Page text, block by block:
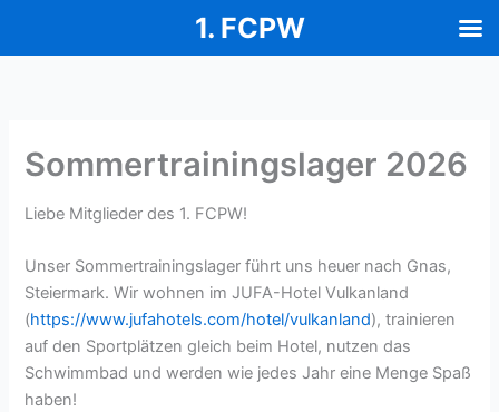
Sommertrainingslager 2026
Liebe Mitglieder des 1. FCPW!
Unser Sommertrainingslager führt uns heuer nach Gnas,
Steiermark. Wir wohnen im JUFA-Hotel Vulkanland
(https://www.jufahotels.com/hotel/vulkanland), trainieren
auf den Sportplätzen gleich beim Hotel, nutzen das
Schwimmbad und werden wie jedes Jahr eine Menge Spaß
haben!
1. FCPW